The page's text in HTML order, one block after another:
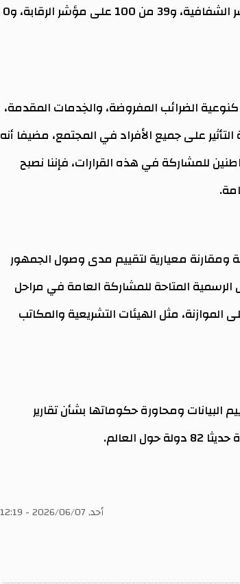
ومنح التقرير الدولي موريتانيا 42 نقطة من 100 على مؤشر الشفافية، و39 من 100 على مؤشر الرقابة، و0
كنوعية الضرائب المفروضة، والخِدمات المقدمة،
على جميع الأفراد في المجتمع، مضيفا أنه
للمشاركة في هذه القرارات، فإننا نصبح
ومقارنة معيارية لتقييم مدى وصول الجمهور
المتاحة للمشاركة العامة في مراحل
مثل الهيئات التشريعية والمكاتب
البيانات ومحاورة حكوماتها بشأن تقارير
أحد, 2026/06/07 - 12:19